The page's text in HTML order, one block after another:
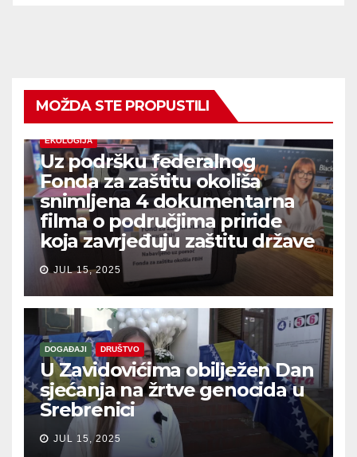
MOŽDA STE PROPUSTILI
EKOLOGIJA
Uz podršku federalnog
Fonda za zaštitu okoliša
snimljena 4 dokumentarna
filma o područjima priride
koja zavrjeđuju zaštitu države
JUL 15, 2025
DOGAĐAJI DRUŠTVO
U Zavidovićima obilježen Dan
sjećanja na žrtve genocida u
Srebrenici
JUL 15, 2025